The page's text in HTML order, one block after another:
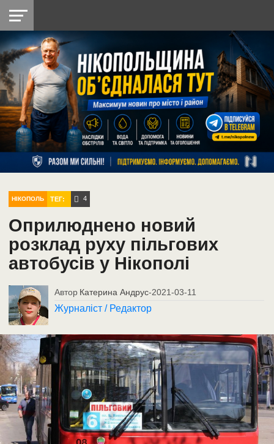
НІКОПОЛЬ
РАЙОН
СІЧЕСЛАВСЬКА
УКРАЇНА
РЕТРО
НІКОПОЛЬ
ЛАЙТ
УКРАЇНА
ДОПОМОГА
РАДІО
НІКОПОЛЬ ТЕГ: 4
Оприлюднено новий
розклад руху пільгових
автобусів у Нікополі
Автор Катерина Андрус-2021-03-11
Журналіст / Редактор